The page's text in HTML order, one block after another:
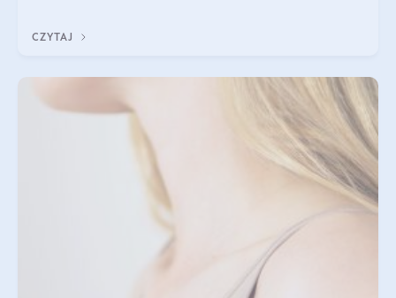
CZYTAJ